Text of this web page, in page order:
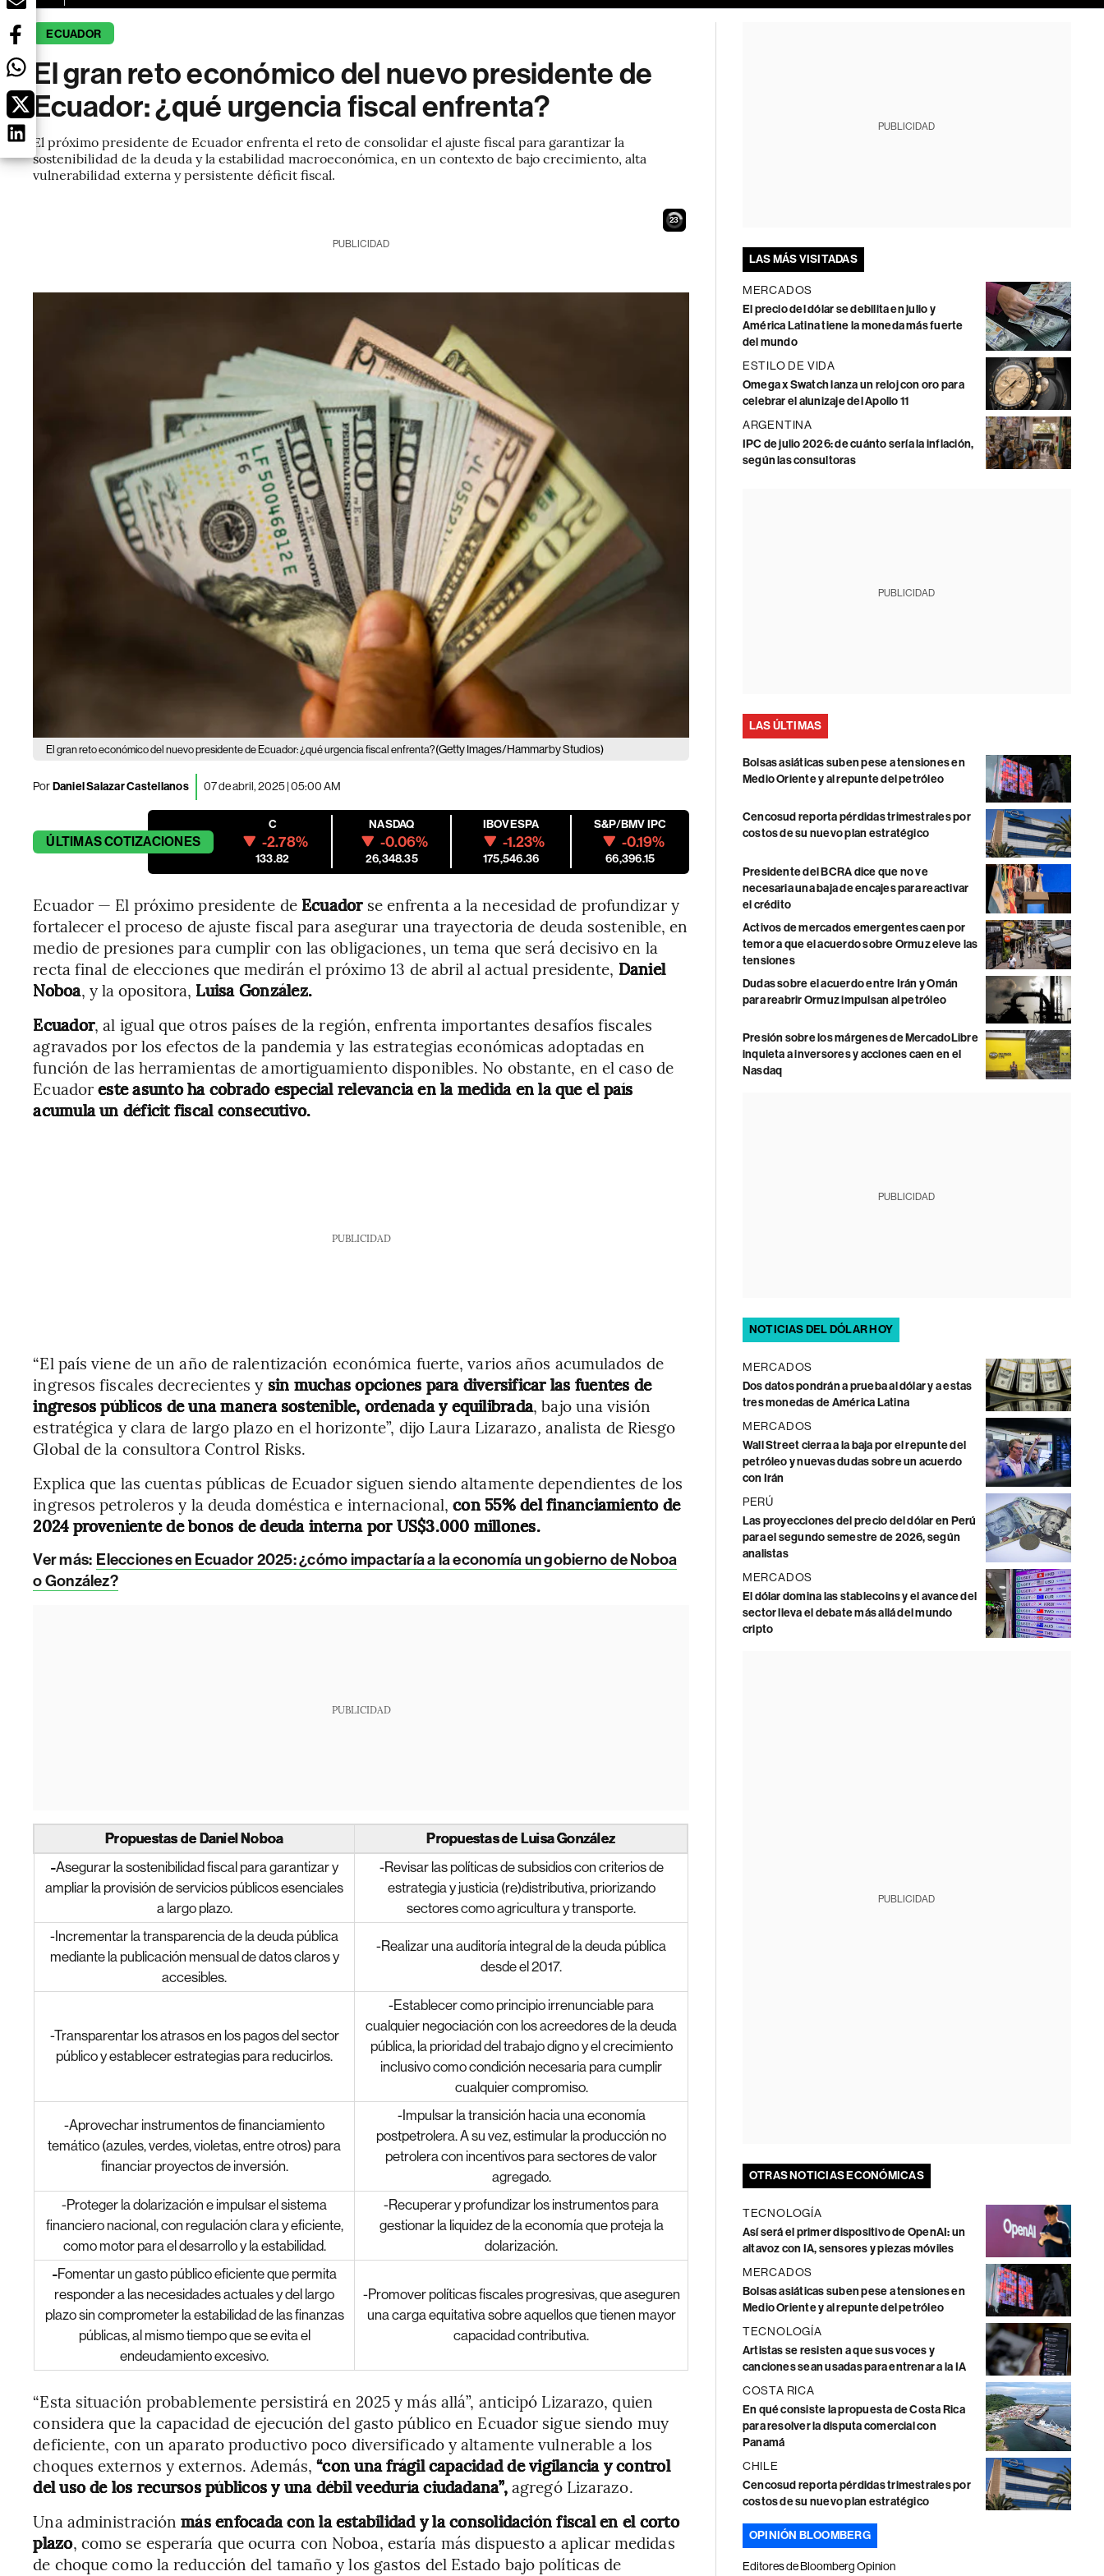
ECUADOR
El gran reto económico del nuevo presidente de
Ecuador: ¿qué urgencia fiscal enfrenta?
El próximo presidente de Ecuador enfrenta el reto de consolidar el ajuste fiscal para garantizar la
sostenibilidad de la deuda y la estabilidad macroeconómica, en un contexto de bajo crecimiento, alta
vulnerabilidad externa y persistente déficit fiscal.
22
PUBLICIDAD
El gran reto económico del nuevo presidente de Ecuador: ¿qué urgencia fiscal enfrenta?(Getty Images/Hammarby Studios)
PorDaniel Salazar Castellanos 07 de abril, 2025 | 05:00 AM
ÚLTIMASCOTIZACIONES
C
-2.78%
133.82
NASDAQ
-0.06%
26,348.35
IBOVESPA
-1.23%
175,546.36
S&P/BMV IPC
-0.19%
66,396.15
Ecuador — El próximo presidente de Ecuadorse enfrenta a la necesidad de profundizar y
fortalecer el proceso de ajuste fiscal para asegurar una trayectoria de deuda sostenible, en
medio de presiones para cumplir con las obligaciones, un tema que será decisivo en la
recta final de elecciones que medirán el próximo 13 de abril al actual presidente, Daniel
Noboa, y la opositora, Luisa González.
Ecuador, al igual que otros países de la región, enfrenta importantes desafíos fiscales
agravados por los efectos de la pandemia y las estrategias económicas adoptadas en
función de las herramientas de amortiguamiento disponibles. No obstante, en el caso de
Ecuadoreste asunto ha cobrado especial relevancia en la medida en la que el país
acumula un déficit fiscal consecutivo.
PUBLICIDAD
“El país viene de un año de ralentización económica fuerte, varios años acumulados de
ingresos fiscales decrecientes y sin muchas opciones para diversificar las fuentes de
ingresos públicos de una manera sostenible, ordenada y equilibrada, bajo una visión
estratégica y clara de largo plazo en el horizonte”, dijo Laura Lizarazo, analista de Riesgo
Global de la consultora Control Risks.
Explica que las cuentas públicas de Ecuador siguen siendo altamente dependientes de los
ingresos petroleros y la deuda doméstica e internacional, con 55% del financiamiento de
2024 proveniente de bonos de deuda interna por US$3.000 millones.
Ver más: Elecciones en Ecuador 2025: ¿cómo impactaría a la economía un gobierno de Noboa
o González?
PUBLICIDAD
Propuestas de Daniel Noboa
Propuestas de Luisa González
-Asegurar la sostenibilidad fiscal para garantizar y
ampliar la provisión de servicios públicos esenciales
a largo plazo.
-Revisar las políticas de subsidios con criterios de
estrategia y justicia (re)distributiva, priorizando
sectores como agricultura y transporte.
-Incrementar la transparencia de la deuda pública
mediante la publicación mensual de datos claros y
accesibles.
-Realizar una auditoría integral de la deuda pública
desde el 2017.
-Transparentar los atrasos en los pagos del sector
público y establecer estrategias para reducirlos.
-Establecer como principio irrenunciable para
cualquier negociación con los acreedores de la deuda
pública, la prioridad del trabajo digno y el crecimiento
inclusivo como condición necesaria para cumplir
cualquier compromiso.
-Aprovechar instrumentos de financiamiento
temático (azules, verdes, violetas, entre otros) para
financiar proyectos de inversión.
-Impulsar la transición hacia una economía
postpetrolera. A su vez, estimular la producción no
petrolera con incentivos para sectores de valor
agregado.
-Proteger la dolarización e impulsar el sistema
financiero nacional, con regulación clara y eficiente,
como motor para el desarrollo y la estabilidad.
-Recuperar y profundizar los instrumentos para
gestionar la liquidez de la economía que proteja la
dolarización.
-Fomentar un gasto público eficiente que permita
responder a las necesidades actuales y del largo
plazo sin comprometer la estabilidad de las finanzas
públicas, al mismo tiempo que se evita el
endeudamiento excesivo.
-Promover políticas fiscales progresivas, que aseguren
una carga equitativa sobre aquellos que tienen mayor
capacidad contributiva.
“Esta situación probablemente persistirá en 2025 y más allá”, anticipó Lizarazo, quien
considera que la capacidad de ejecución del gasto público en Ecuador sigue siendo muy
deficiente, con un aparato productivo poco diversificado y altamente vulnerable a los
choques externos y externos. Además, “con una frágil capacidad de vigilancia y control
del uso de los recursos públicos y una débil veeduría ciudadana”,agregó Lizarazo.
Una administraciónmás enfocada con la estabilidad y la consolidación fiscal en el corto
plazo, como se esperaría que ocurra con Noboa, estaría más dispuesto a aplicar medidas
de choque como la reducción del tamaño y los gastos del Estado bajo políticas de
PUBLICIDAD
LAS MÁS VISITADAS
MERCADOS
El precio del dólar se debilita en julio y
América Latina tiene la moneda más fuerte
del mundo
ESTILO DE VIDA
Omega x Swatch lanza un reloj con oro para
celebrar el alunizaje del Apollo 11
ARGENTINA
IPC de julio 2026: de cuánto sería la inflación,
según las consultoras
PUBLICIDAD
LAS ÚLTIMAS
Bolsas asiáticas suben pese a tensiones en
Medio Oriente y al repunte del petróleo
Cencosud reporta pérdidas trimestrales por
costos de su nuevo plan estratégico
Presidente del BCRA dice que no ve
necesaria una baja de encajes para reactivar
el crédito
Activos de mercados emergentes caen por
temor a que el acuerdo sobre Ormuz eleve las
tensiones
Dudas sobre el acuerdo entre Irán y Omán
para reabrir Ormuz impulsan al petróleo
Presión sobre los márgenes de MercadoLibre
inquieta a inversores y acciones caen en el
Nasdaq
PUBLICIDAD
NOTICIAS DEL DÓLAR HOY
MERCADOS
Dos datos pondrán a prueba al dólar y a estas
tres monedas de América Latina
MERCADOS
Wall Street cierra a la baja por el repunte del
petróleo y nuevas dudas sobre un acuerdo
con Irán
PERÚ
Las proyecciones del precio del dólar en Perú
para el segundo semestre de 2026, según
analistas
MERCADOS
El dólar domina las stablecoins y el avance del
sector lleva el debate más allá del mundo
cripto
PUBLICIDAD
OTRAS NOTICIAS ECONÓMICAS
TECNOLOGÍA
Así será el primer dispositivo de OpenAI: un
altavoz con IA, sensores y piezas móviles
MERCADOS
Bolsas asiáticas suben pese a tensiones en
Medio Oriente y al repunte del petróleo
TECNOLOGÍA
Artistas se resisten a que sus voces y
canciones sean usadas para entrenar a la IA
COSTA RICA
En qué consiste la propuesta de Costa Rica
para resolver la disputa comercial con
Panamá
CHILE
Cencosud reporta pérdidas trimestrales por
costos de su nuevo plan estratégico
OPINIÓN BLOOMBERG
Editores de Bloomberg Opinion